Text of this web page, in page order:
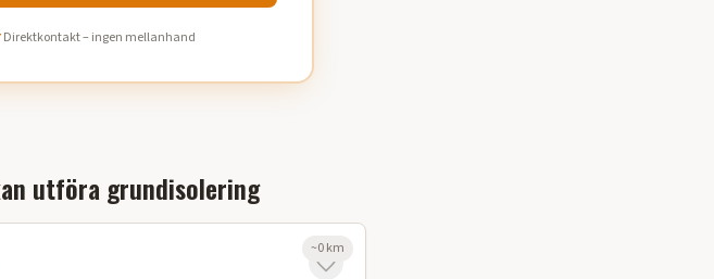
Direktkontakt – ingen mellanhand
utföra grundisolering
~0km